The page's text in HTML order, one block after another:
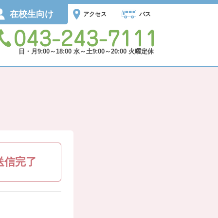
在校生向け アクセス バス
日・月9:00～18:00 水～土9:00～20:00 火曜定休
信完了